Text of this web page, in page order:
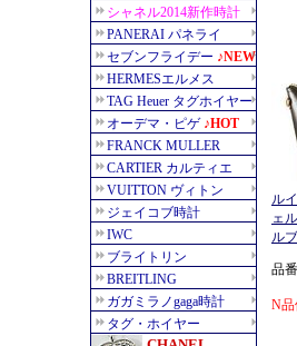
ル
ェ
ル
品
N品